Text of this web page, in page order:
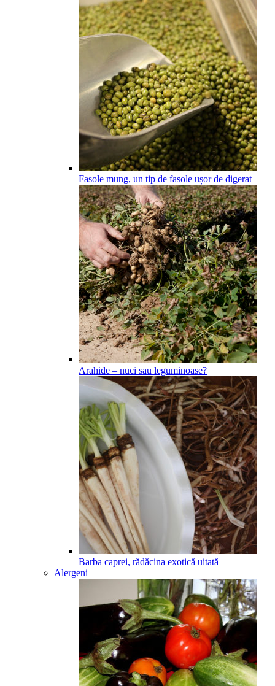
Fasole mung, un tip de fasole ușor de digerat
Arahide – nuci sau leguminoase?
Barba caprei, rădăcina exotică uitată
Alergeni